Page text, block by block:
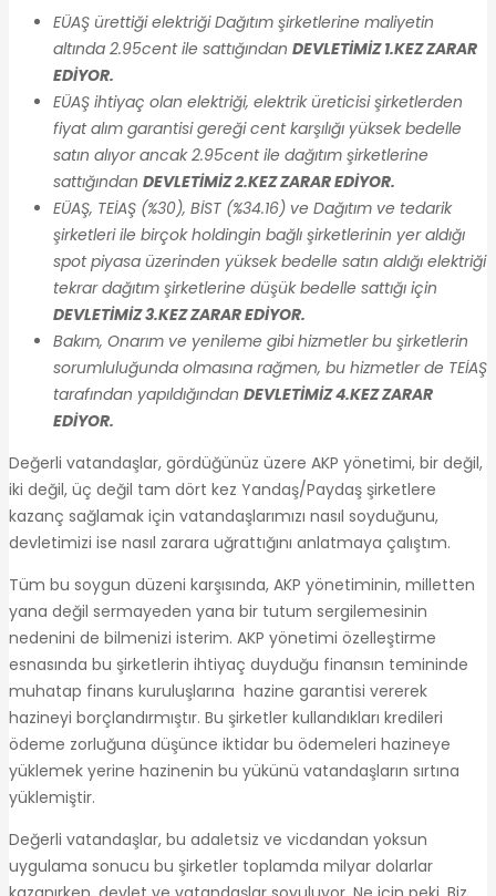
EÜAŞ ürettiği elektriği Dağıtım şirketlerine maliyetin
altında 2.95cent ile sattığından DEVLETİMİZ 1.KEZ ZARAR
EDİYOR.
EÜAŞ ihtiyaç olan elektriği, elektrik üreticisi şirketlerden
fiyat alım garantisi gereği cent karşılığı yüksek bedelle
satın alıyor ancak 2.95cent ile dağıtım şirketlerine
sattığından DEVLETİMİZ 2.KEZ ZARAR EDİYOR.
EÜAŞ, TEİAŞ (%30), BİST (%34.16) ve Dağıtım ve tedarik
şirketleri ile birçok holdingin bağlı şirketlerinin yer aldığı
spot piyasa üzerinden yüksek bedelle satın aldığı elektriği
tekrar dağıtım şirketlerine düşük bedelle sattığı için
DEVLETİMİZ 3.KEZ ZARAR EDİYOR.
Bakım, Onarım ve yenileme gibi hizmetler bu şirketlerin
sorumluluğunda olmasına rağmen, bu hizmetler de TEİAŞ
tarafından yapıldığından DEVLETİMİZ 4.KEZ ZARAR
EDİYOR.
Değerli vatandaşlar, gördüğünüz üzere AKP yönetimi, bir değil,
iki değil, üç değil tam dört kez Yandaş/Paydaş şirketlere
kazanç sağlamak için vatandaşlarımızı nasıl soyduğunu,
devletimizi ise nasıl zarara uğrattığını anlatmaya çalıştım.
Tüm bu soygun düzeni karşısında, AKP yönetiminin, milletten
yana değil sermayeden yana bir tutum sergilemesinin
nedenini de bilmenizi isterim. AKP yönetimi özelleştirme
esnasında bu şirketlerin ihtiyaç duyduğu finansın temininde
muhatap finans kuruluşlarına hazine garantisi vererek
hazineyi borçlandırmıştır. Bu şirketler kullandıkları kredileri
ödeme zorluğuna düşünce iktidar bu ödemeleri hazineye
yüklemek yerine hazinenin bu yükünü vatandaşların sırtına
yüklemiştir.
Değerli vatandaşlar, bu adaletsiz ve vicdandan yoksun
uygulama sonucu bu şirketler toplamda milyar dolarlar